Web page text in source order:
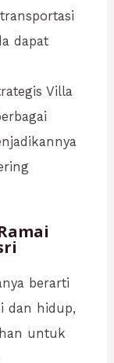
dapat
Villa
berarti
dan hidup,
untuk